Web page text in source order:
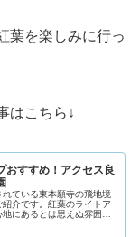
葉を楽しみに行っ
はこちら↓
おすすめ！アクセス良
ている東本願寺の飛地境
介です。紅葉のライトア
にあるとは思えぬ雰囲気